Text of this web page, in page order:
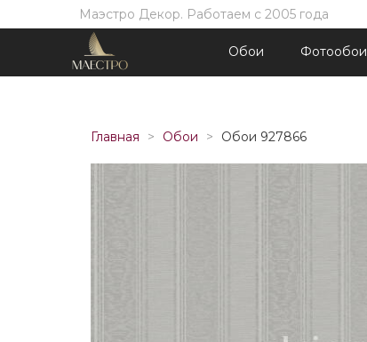
Маэстро Декор. Работаем с 2005 года
Обои Фотообои
Главная Обои Обои 927866